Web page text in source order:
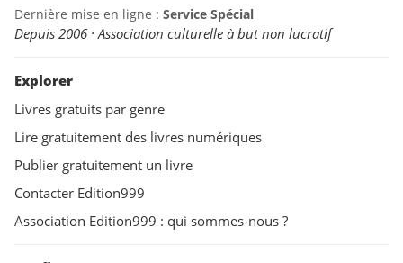
Dernière mise en ligne : Service Spécial
Depuis 2006 · Association culturelle à but non lucratif
Explorer
Livres gratuits par genre
Lire gratuitement des livres numériques
Publier gratuitement un livre
Contacter Edition999
Association Edition999 : qui sommes-nous ?